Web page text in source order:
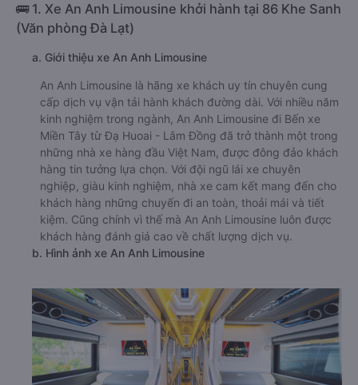
🚌 1. Xe An Anh Limousine khởi hành tại 86 Khe Sanh
(Văn phòng Đà Lạt)
a. Giới thiệu xe An Anh Limousine
An Anh Limousine là hãng xe khách uy tín chuyên cung
cấp dịch vụ vận tải hành khách đường dài. Với nhiều năm
kinh nghiệm trong ngành, An Anh Limousine đi Bến xe
Miền Tây từ Đạ Huoai - Lâm Đồng đã trở thành một trong
những nhà xe hàng đầu Việt Nam, được đông đảo khách
hàng tin tưởng lựa chọn. Với đội ngũ lái xe chuyên
nghiệp, giàu kinh nghiệm, nhà xe cam kết mang đến cho
khách hàng những chuyến đi an toàn, thoải mái và tiết
kiệm. Cũng chính vì thế mà An Anh Limousine luôn được
khách hàng đánh giá cao về chất lượng dịch vụ.
b. Hình ảnh xe An Anh Limousine